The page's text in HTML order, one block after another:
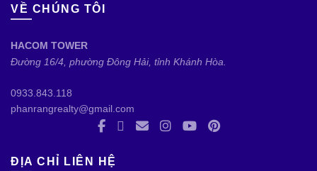
VỀ CHÚNG TÔI
HACOM TOWER
Đường 16/4, phường Đông Hải, tỉnh Khánh Hòa.
0933.843.118
phanrangrealty@gmail.com
ĐỊA CHỈ LIÊN HỆ